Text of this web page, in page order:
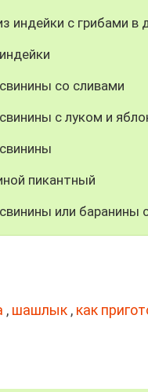
индейки с грибами в
со сливами
с луком и
пикантный
или баранины
, шашлык , как